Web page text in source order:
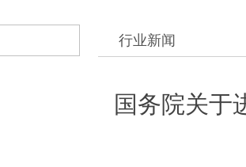
行业新闻
国务院关于